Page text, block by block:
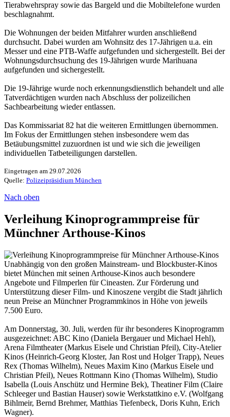
Tierabwehrspray sowie das Bargeld und die Mobiltelefone wurden
beschlagnahmt.
Die Wohnungen der beiden Mitfahrer wurden anschließend
durchsucht. Dabei wurden am Wohnsitz des 17-Jährigen u.a. ein
Messer und eine PTB-Waffe aufgefunden und sichergestellt. Bei der
Wohnungsdurchsuchung des 19-Jährigen wurde Marihuana
aufgefunden und sichergestellt.
Die 19-Jährige wurde noch erkennungsdienstlich behandelt und alle
Tatverdächtigen wurden nach Abschluss der polizeilichen
Sachbearbeitung wieder entlassen.
Das Kommissariat 82 hat die weiteren Ermittlungen übernommen.
Im Fokus der Ermittlungen stehen insbesondere wem das
Betäubungsmittel zuzuordnen ist und wie sich die jeweiligen
individuellen Tatbeteiligungen darstellen.
Eingetragen am 29.07.2026
Quelle: Polizeipräsidium München
Nach oben
Verleihung Kinoprogrammpreise für
Münchner Arthouse-Kinos
Unabhängig von den großen Mainstream- und Blockbuster-Kinos
bietet München mit seinen Arthouse-Kinos auch besondere
Angebote und Filmperlen für Cineasten. Zur Förderung und
Unterstützung dieser Film- und Kinoszene vergibt die Stadt jährlich
neun Preise an Münchner Programmkinos in Höhe von jeweils
7.500 Euro.
Am Donnerstag, 30. Juli, werden für ihr besonderes Kinoprogramm
ausgezeichnet: ABC Kino (Daniela Bergauer und Michael Hehl),
Arena Filmtheater (Markus Eisele und Christian Pfeil), City-Atelier
Kinos (Heinrich-Georg Kloster, Jan Rost und Holger Trapp), Neues
Rex (Thomas Wilhelm), Neues Maxim Kino (Markus Eisele und
Christian Pfeil), Neues Rottmann Kino (Thomas Wilhelm), Studio
Isabella (Louis Anschütz und Hermine Bek), Theatiner Film (Claire
Schleeger und Bastian Hauser) sowie Werkstattkino e.V. (Wolfgang
Bihlmeir, Bernd Brehmer, Matthias Tiefenbeck, Doris Kuhn, Erich
Wagner).